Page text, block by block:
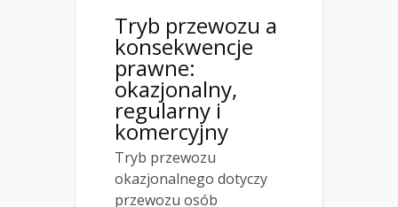
Tryb przewozu a
konsekwencje
prawne:
okazjonalny,
regularny i
komercyjny
Tryb przewozu
okazjonalnego dotyczy
przewozu osób